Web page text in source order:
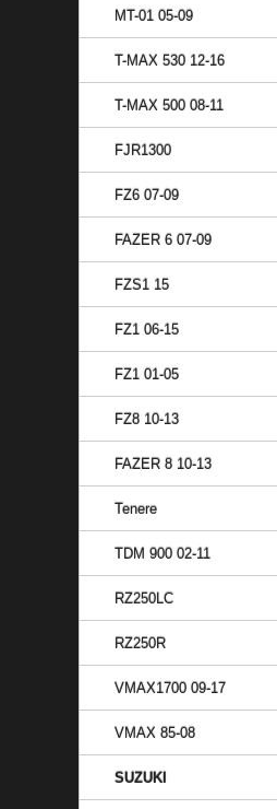
MT-01 05-09
T-MAX 530 12-16
T-MAX 500 08-11
FJR1300
FZ6 07-09
FAZER 6 07-09
FZS1 15
FZ1 06-15
FZ1 01-05
FZ8 10-13
FAZER 8 10-13
Tenere
TDM 900 02-11
RZ250LC
RZ250R
VMAX1700 09-17
VMAX 85-08
SUZUKI